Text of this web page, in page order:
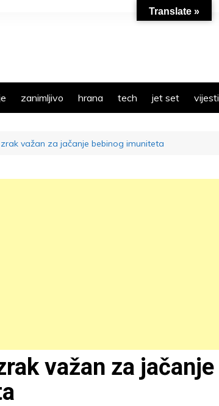
zanimljivo hrana tech jet set vijesti
važan za jačanje bebinog imuniteta
važan za jačanje
Translate »